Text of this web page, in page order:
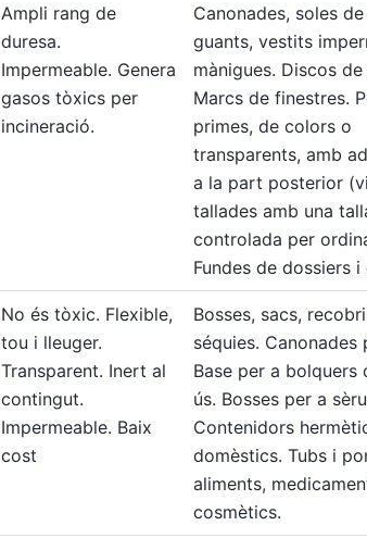
Ampli rang de
duresa.
Impermeable. Genera
gasos tòxics per
incineració.
Canonades, soles
guants, vestits
mànigues. Discos de
Marcs de finestres.
primes, de colors o
transparents, amb
a la part posterior
tallades amb una
controlada per
Fundes de dossiers i
No és tòxic. Flexible,
tou i lleuger.
Transparent. Inert al
contingut.
Impermeable. Baix
cost
Bosses, sacs,
séquies. Canonades
Base per a bolquers
ús. Bosses per a
Contenidors
domèstics. Tubs i
aliments,
cosmètics.